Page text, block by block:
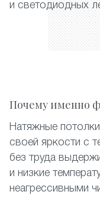
и светодиодных
Почему именно
Натяжные
своей яркости с
без труда
и низкие
неагрессивными